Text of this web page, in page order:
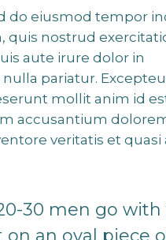
do eiusmod tempor
quis nostrud
aute irure dolor in
pariatur.
mollit anim id
accusantium
veritatis et
30 men go
on an oval piece